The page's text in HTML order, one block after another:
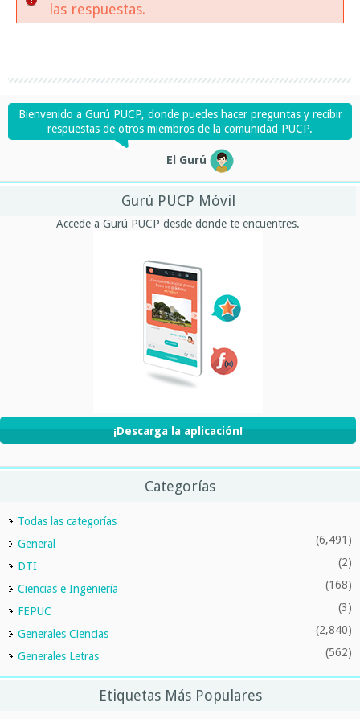
las respuestas.
Bienvenido a Gurú PUCP, donde puedes hacer preguntas y recibir
respuestas de otros miembros de la comunidad PUCP.
El Gurú
Gurú PUCP Móvil
Accede a Gurú PUCP desde donde te encuentres.
¡Descarga la aplicación!
Categorías
Todas las categorías
General
(6,491)
DTI (2)
Ciencias e Ingeniería (168)
FEPUC (3)
Generales Ciencias (2,840)
Generales Letras (562)
Etiquetas Más Populares